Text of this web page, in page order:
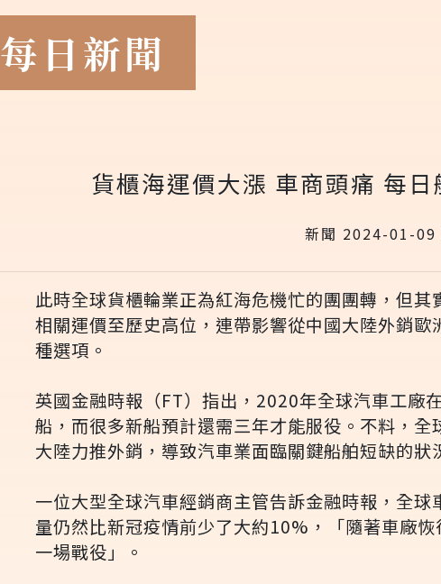
每日新聞
貨櫃海運價大漲 車商頭痛 每
新聞 2024-01-09
此時全球貨櫃輪業正為紅海危機忙的團團轉，但
相關運價至歷史高位，連帶影響從中國大陸外銷
種選項。
英國金融時報（FT）指出，2020年全球汽車工廠
船，而很多新船預計還需三年才能服役。不料，
大陸力推外銷，導致汽車業面臨關鍵船舶短缺的狀
一位大型全球汽車經銷商主管告訴金融時報，全
量仍然比新冠疫情前少了大約10%，「隨著車廠
一場戰役」。